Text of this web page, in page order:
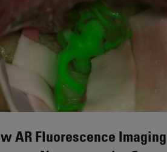
AR Fluorescence Imaging